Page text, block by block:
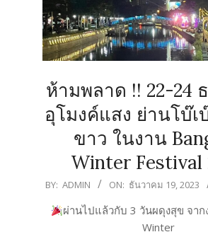
ห้ามพลาด !! 22-24
อุโมงค์แสง ย่านโบ๊เ
ขาว ในงาน
Winter Festival
2023-
19
BY: ADMIN ON: ธันวาคม 19, 2023
ผ่านไปแล้วกับ 3 วันผดุงสุข จาก
Winter